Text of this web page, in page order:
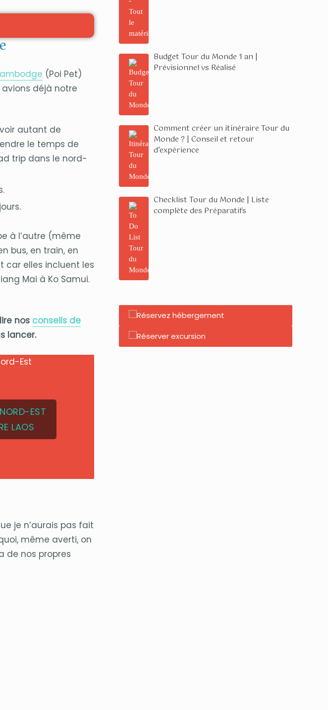
(Poi Pet)
déjà notre
autant de
le temps de
trip dans le nord-
à l’autre (même
bus, en train, en
car elles incluent les
Mai à Ko Samui.
nos conseils de
lancer.
EST
LAOS
je n’aurais pas fait
même averti, on
de nos propres
Budget Tour du Monde 1 an |
Prévisionnel vs Réalisé
Comment créer un itinéraire Tour du
Monde ? | Conseil et retour
d’expérience
Checklist Tour du Monde | Liste
complète des Préparatifs